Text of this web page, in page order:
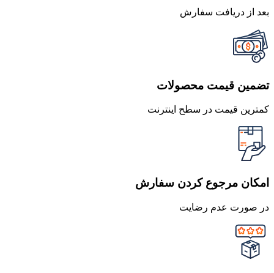
بعد از دریافت سفارش
تضمین قیمت محصولات
کمترین قیمت در سطح اینترنت
امکان مرجوع کردن سفارش
در صورت عدم رضایت